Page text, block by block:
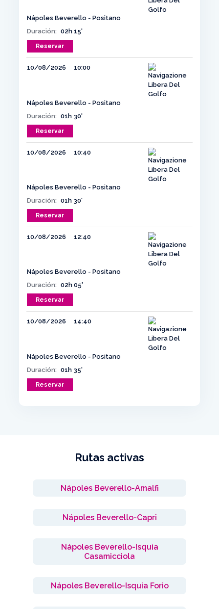
Nápoles Beverello - Positano
Duración: 02h 15'
Reservar
10/08/2026 10:00
Nápoles Beverello - Positano
Duración: 01h 30'
Reservar
10/08/2026 10:40
Nápoles Beverello - Positano
Duración: 01h 30'
Reservar
10/08/2026 12:40
Nápoles Beverello - Positano
Duración: 02h 05'
Reservar
10/08/2026 14:40
Nápoles Beverello - Positano
Duración: 01h 35'
Reservar
Rutas activas
Nápoles Beverello-Amalfi
Nápoles Beverello-Capri
Nápoles Beverello-Isquia
Casamicciola
Nápoles Beverello-Isquia Forio